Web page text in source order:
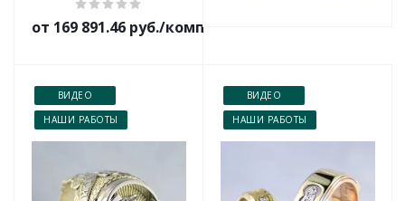
от 169 891.46 руб./комплект
ВИДЕО
НАШИ РАБОТЫ
ВИДЕО
НАШИ РАБОТЫ